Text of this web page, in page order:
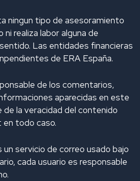
ningun tipo de asesoramiento
realiza labor alguna de
Las entidades financieras
de ERA España.
de los comentarios,
aparecidas en este
de la veracidad del contenido
todo caso.
un servicio de correo usado bajo
cada usuario es responsable